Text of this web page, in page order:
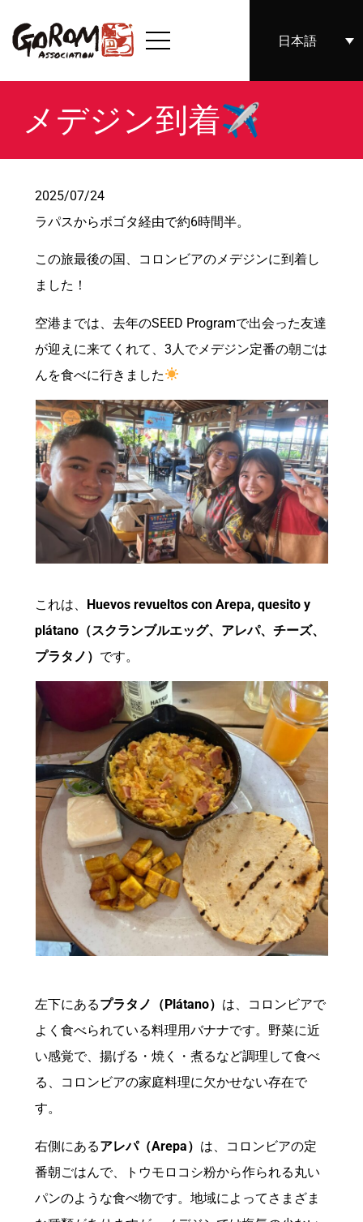
日本語
メデジン到着✈
2025/07/24
ラパスからボゴタ経由で約6時間半。
この旅最後の国、コロンビアのメデジンに到着し
ました！
空港までは、去年のSEED Programで出会った友達
が迎えに来てくれて、3人でメデジン定番の朝ごは
んを食べに行きました
これは、 Huevos revueltos con Arepa, quesito y
plátano（スクランブルエッグ、アレパ、チーズ、
プラタノ） です。
左下にあるプラタノ（Plátano） は、コロンビアで
よく食べられている料理用バナナです。野菜に近
い感覚で、揚げる・焼く・煮るなど調理して食べ
る、コロンビアの家庭料理に欠かせない存在で
す。
右側にあるアレパ（Arepa） は、コロンビアの定
番朝ごはんで、トウモロコシ粉から作られる丸い
パンのような食べ物です。地域によってさまざま